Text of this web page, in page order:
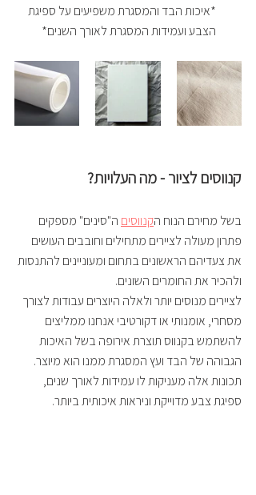
*איכות הבד והמסגרת משפיעים על ספיגת
הצבע ועמידות המסגרת לאורך השנים*
קנווסים לציור - מה העלויות?
בשל מחירם הנוח הקנווסים ה"סינים" מספקים
פתרון מעולה לציירים מתחילים וחובבים העושים
את צעדיהם הראשונים בתחום ומעוניינים להתנסות
ולהכיר את החומרים השונים.
לציירים מנוסים יותר ולאלה היוצרים עבודות לצורך
מסחרי, אומנותי או דקורטיבי אנחנו ממליצים
להשתמש בקנווס תוצרת אירופה בשל האיכות
הגבוהה של הבד ועץ המסגרת ממנו הוא מיוצר.
תכונות אלה מעניקות לו עמידות לאורך שנים,
ספיגת צבע מדוייקת וניראות איכותית ביותר.